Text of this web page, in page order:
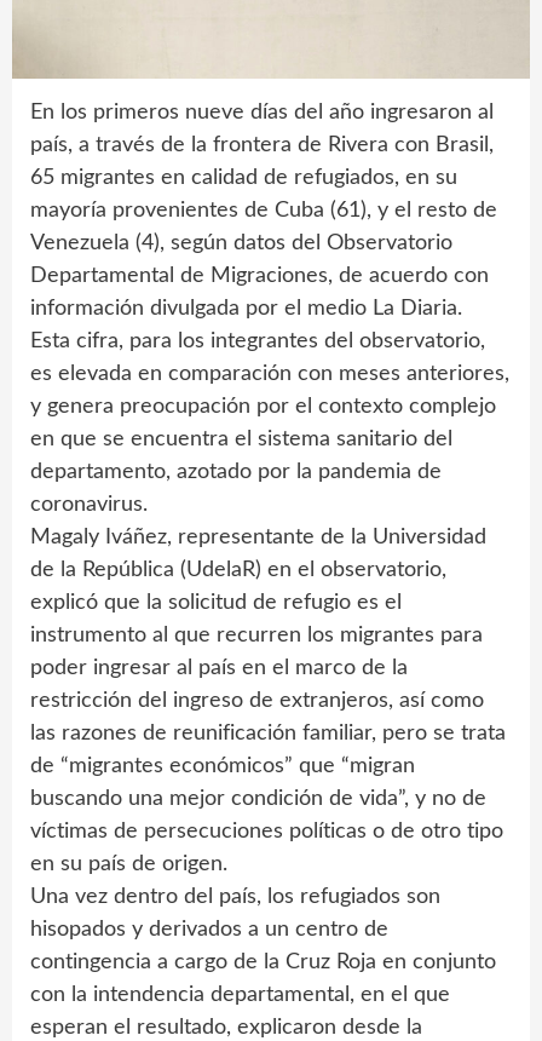
En los primeros nueve días del año ingresaron al
país, a través de la frontera de Rivera con Brasil,
65 migrantes en calidad de refugiados, en su
mayoría provenientes de Cuba (61), y el resto de
Venezuela (4), según datos del Observatorio
Departamental de Migraciones, de acuerdo con
información divulgada por el medio La Diaria.
Esta cifra, para los integrantes del observatorio,
es elevada en comparación con meses anteriores,
y genera preocupación por el contexto complejo
en que se encuentra el sistema sanitario del
departamento, azotado por la pandemia de
coronavirus.
Magaly Iváñez, representante de la Universidad
de la República (UdelaR) en el observatorio,
explicó que la solicitud de refugio es el
instrumento al que recurren los migrantes para
poder ingresar al país en el marco de la
restricción del ingreso de extranjeros, así como
las razones de reunificación familiar, pero se trata
de “migrantes económicos” que “migran
buscando una mejor condición de vida”, y no de
víctimas de persecuciones políticas o de otro tipo
en su país de origen.
Una vez dentro del país, los refugiados son
hisopados y derivados a un centro de
contingencia a cargo de la Cruz Roja en conjunto
con la intendencia departamental, en el que
esperan el resultado, explicaron desde la